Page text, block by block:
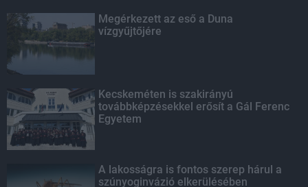
Megérkezett az eső a Duna
vízgyűjtőjére
Kecskeméten is szakirányú
továbbképzésekkel erősít a Gál Ferenc
Egyetem
A lakosságra is fontos szerep hárul a
szúnyoginvázió elkerülésében